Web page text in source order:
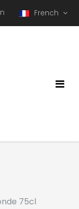
French
75cl